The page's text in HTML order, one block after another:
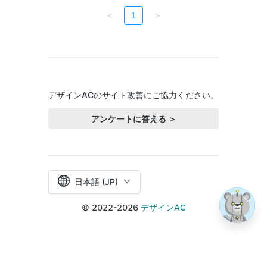
< 1 >
デザインACのサイト改善にご協力ください。
アンケートに答える ＞
日本語 (JP)
© 2022-2026 デザインAC